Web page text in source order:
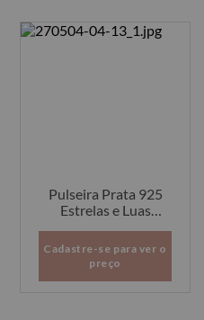
Pulseira Prata 925
Estrelas e Luas
Cadastre-se para ver o
preço